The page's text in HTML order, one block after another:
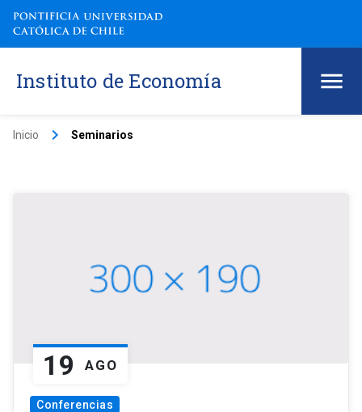
Instituto de Economía
Inicio keyboard_arrow_right Seminarios
19 AGO
Conferencias